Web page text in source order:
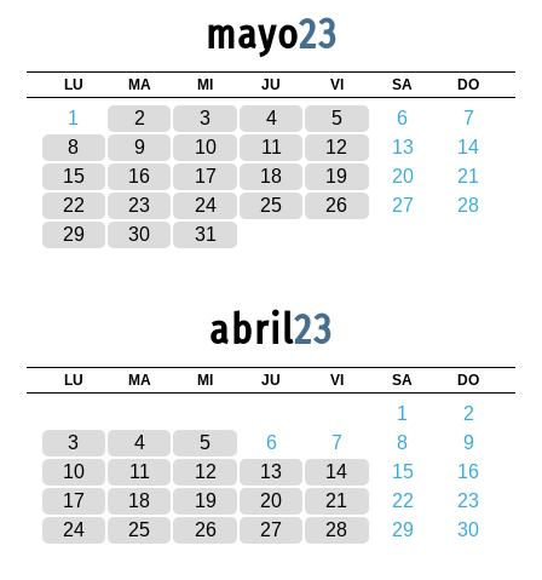
mayo23
LU MA MI JU VI SA DO
1 2 3 4 5 6
7
8
9 10 11 12 13
14
15
16 17 18 19 20
21
22
23 24 25 26 27
28
29
30 31
abril23
LU MA MI JU VI SA DO
1
2
3
4 5 6 7 8
9
10
11 12 13 14 15
16
17
18 19 20 21 22
23
24
25 26 27 28 29 30